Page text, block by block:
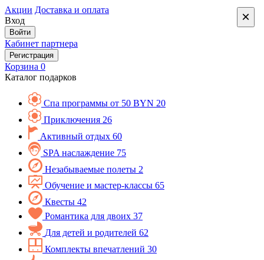
Акции Доставка и оплата
Вход
Войти
Кабинет партнера
Регистрация
Корзина 0
Каталог подарков
Спа программы от 50 BYN 20
Приключения 26
Активный отдых 60
SPA наслаждение 75
Незабываемые полеты 2
Обучение и мастер-классы 65
Квесты 42
Романтика для двоих 37
Для детей и родителей 62
Комплекты впечатлений 30
×